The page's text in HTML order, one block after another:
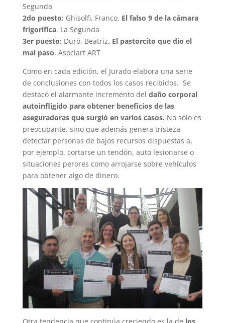
Segunda
2do puesto: Ghisolfi, Franco. El falso 9 de la cámara
frigorífica. La Segunda
3er puesto: Duró, Beatriz. El pastorcito que dio el
mal paso. Asociart ART
Como en cada edición, el Jurado elabora una serie
de conclusiones con todos los casos recibidos. Se
destacó el alarmante incremento del daño corporal
autoinfligido para obtener beneficios de las
aseguradoras que surgió en varios casos. No sólo es
preocupante, sino que además genera tristeza
detectar personas de bajos recursos dispuestas a,
por ejemplo, cortarse un tendón, auto lesionarse o
situaciones perores como arrojarse sobre vehículos
para obtener algo de dinero.